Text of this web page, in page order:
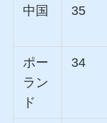
中国 35
ポー
ラン
ド
34